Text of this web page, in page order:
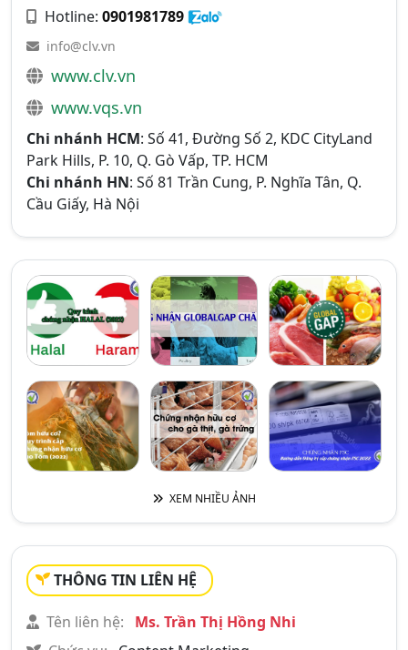
Hotline: 0901981789
info@clv.vn
www.clv.vn
www.vqs.vn
Chi nhánh HCM: Số 41, Đường Số 2, KDC CityLand
Park Hills, P. 10, Q. Gò Vấp, TP. HCM
Chi nhánh HN: Số 81 Trần Cung, P. Nghĩa Tân, Q.
Cầu Giấy, Hà Nội
XEM NHIỀU ẢNH
THÔNG TIN LIÊN HỆ
Tên liên hệ:
Ms. Trần Thị Hồng Nhi